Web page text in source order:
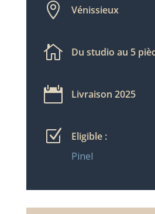
 Vénissieux
 Du studio au 5
 Livraison 2025
Z
Eligible :
Pinel